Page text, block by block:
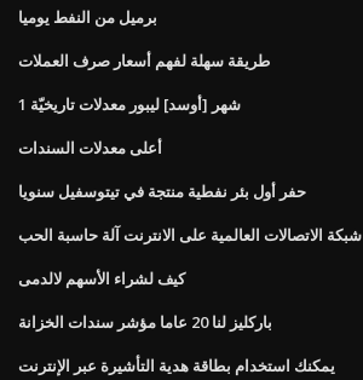
برميل من النفط يوميا
طريقة سهلة لفهم أسعار صرف العملات
1 شهر [أوسد] ليبور معدلات تاريخيّة
أعلى معدلات السندات
حفر أول بئر نفطية منتجة في تيتوسفيل سنويا
شبكة الاتصالات العالمية على الانترنت آلة حاسبة الحب
كيف لشراء الأسهم لالدمى
باركليز لنا 20 عاما مؤشر سندات الخزانة
يمكنك استخدام بطاقة هدية التأشيرة عبر الإنترنت